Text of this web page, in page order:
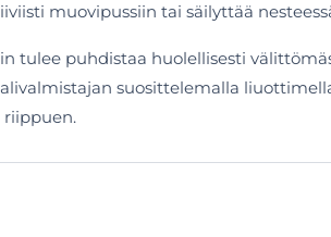
muovipussiin tai säilyttää
tulee puhdistaa huolellisesti
suosittelemalla
riippuen.